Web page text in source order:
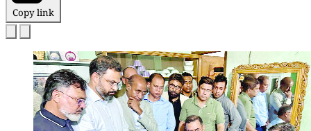
Copy link